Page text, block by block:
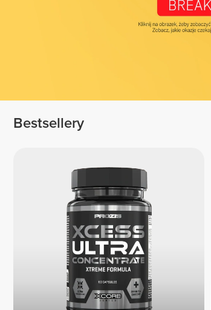
Bestsellery